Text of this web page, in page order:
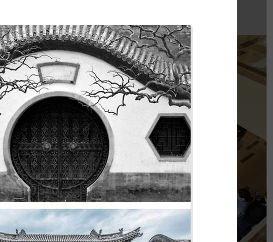
PHÊ LA
Dự án mới nhất của chúng tôi, Phê La - Biên Hòa tọa lạc trên
con đường Võ Thị Sáu sầm uất...
Chi tiết